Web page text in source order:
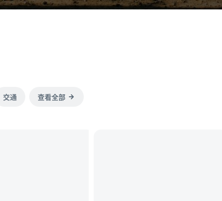
交通 查看全部